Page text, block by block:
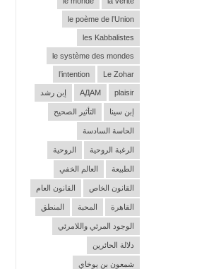
le poème de l’Union
les Kabbalistes
le système des mondes
Le Zohar
l’intention
plaisir
АДАМ إبن رشد
إبن سينا التأثير الصحيح
الحاسة السادسة
الرغبة الروحية الروحية
الطبيعة العالم الخفي
القانون الخاص القانون العام
القاهرة المحبة المنطق
الوجود المرئي واللامرئي
دلالة الحائرين
شمعون بن يوخاي